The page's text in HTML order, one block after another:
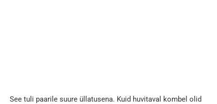
See tuli paarile suure üllatusena. Kuid huvitaval kombel olid